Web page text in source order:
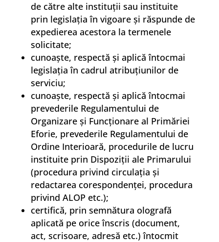
de către alte instituţii sau instituite
prin legislaţia în vigoare şi răspunde de
expedierea acestora la termenele
solicitate;
cunoaşte, respectă şi aplică întocmai
legislaţia în cadrul atribuţiunilor de
serviciu;
cunoaşte, respectă şi aplică întocmai
prevederile Regulamentului de
Organizare şi Funcţionare al Primăriei
Eforie, prevederile Regulamentului de
Ordine Interioară, procedurile de lucru
instituite prin Dispoziţii ale Primarului
(procedura privind circulaţia şi
redactarea corespondenţei, procedura
privind ALOP etc.);
certifică, prin semnătura olografă
aplicată pe orice înscris (document,
act, scrisoare, adresă etc.) întocmit